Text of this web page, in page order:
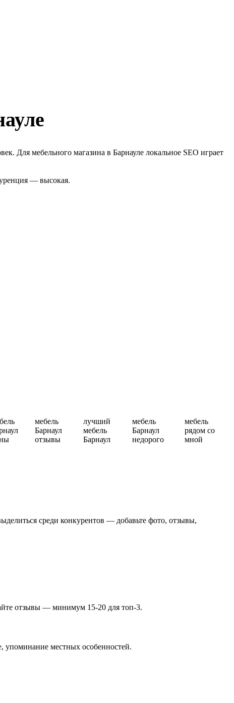
Для мебельного магазина в Барнауле локальное SEO играет
— высокая.
мебель
Барнаул
отзывы
лучший
мебель
Барнаул
мебель
Барнаул
недорого
мебель
рядом со
мной
среди конкурентов — добавьте фото, отзывы,
отзывы — минимум 15-20 для топ-3.
упоминание местных особенностей.